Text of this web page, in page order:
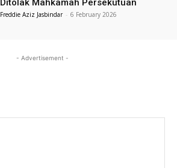
Ditolak Mahkamah Persekutuan
Freddie Aziz Jasbindar - 6 February 2026
- Advertisement -